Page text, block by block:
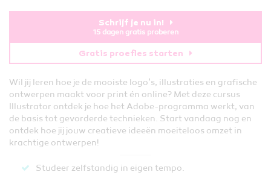
Wil jij leren hoe je de mooiste logo’s, illustraties en grafische
ontwerpen maakt voor print én online? Met deze cursus
Illustrator ontdek je hoe het Adobe-programma werkt, van
de basis tot gevorderde technieken. Start vandaag nog en
ontdek hoe jij jouw creatieve ideeën moeiteloos omzet in
krachtige ontwerpen!
Schrijf je nu in!
15 dagen gratis proberen
Gratis proefles starten
Studeer zelfstandig in eigen tempo.